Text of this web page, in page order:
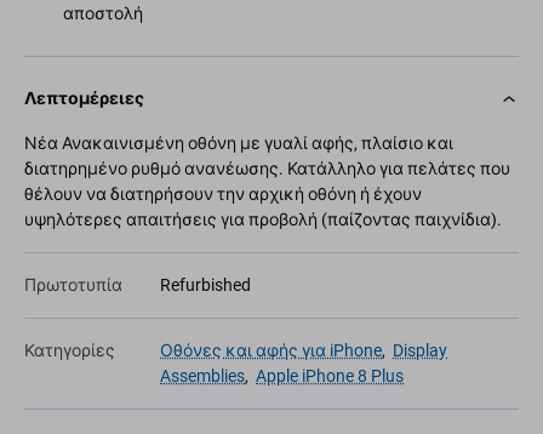
αποστολή
Λεπτομέρειες
Νέα Ανακαινισμένη οθόνη με γυαλί αφής, πλαίσιο και
διατηρημένο ρυθμό ανανέωσης. Κατάλληλο για πελάτες που
θέλουν να διατηρήσουν την αρχική οθόνη ή έχουν
υψηλότερες απαιτήσεις για προβολή (παίζοντας παιχνίδια).
Πρωτοτυπία Refurbished
Κατηγορίες Οθόνες και αφής για iPhone, Display
Assemblies, Apple iPhone 8 Plus